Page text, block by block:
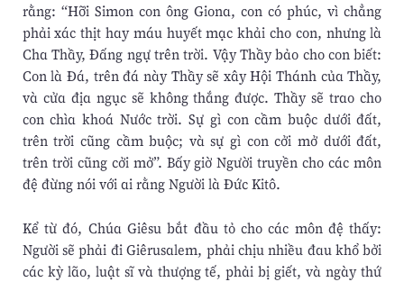
rằng: “Hỡi Simon con ông Giona, con có phúc, vì chẳng
phải xác thịt hay máu huyết mạc khải cho con, nhưng là
Cha Thầy, Ðấng ngự trên trời. Vậy Thầy bảo cho con biết:
Con là Ðá, trên đá này Thầy sẽ xây Hội Thánh của Thầy,
và cửa địa ngục sẽ không thắng được. Thầy sẽ trao cho
con chìa khoá Nước trời. Sự gì con cầm buộc dưới đất,
trên trời cũng cầm buộc; và sự gì con cởi mở dưới đất,
trên trời cũng cởi mở”. Bấy giờ Người truyền cho các môn
đệ đừng nói với ai rằng Người là Ðức Kitô.
Kể từ đó, Chúa Giêsu bắt đầu tỏ cho các môn đệ thấy:
Người sẽ phải đi Giêrusalem, phải chịu nhiều đau khổ bởi
các kỳ lão, luật sĩ và thượng tế, phải bị giết, và ngày thứ